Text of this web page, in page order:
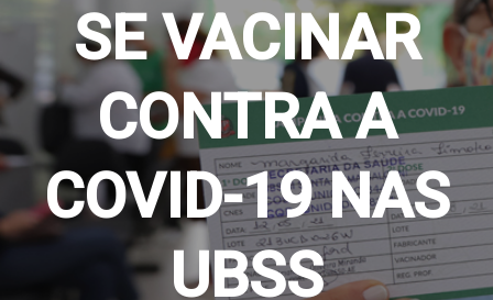
SE VACINAR
CONTRA A
COVID-19 NAS
UBSS